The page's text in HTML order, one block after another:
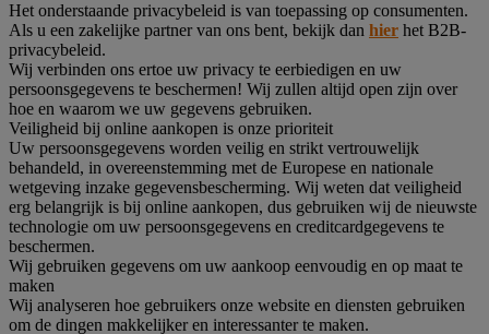
Het onderstaande privacybeleid is van toepassing op consumenten.
Als u een zakelijke partner van ons bent, bekijk dan hier het B2B-
privacybeleid.
Wij verbinden ons ertoe uw privacy te eerbiedigen en uw
persoonsgegevens te beschermen! Wij zullen altijd open zijn over
hoe en waarom we uw gegevens gebruiken.
Veiligheid bij online aankopen is onze prioriteit
Uw persoonsgegevens worden veilig en strikt vertrouwelijk
behandeld, in overeenstemming met de Europese en nationale
wetgeving inzake gegevensbescherming. Wij weten dat veiligheid
erg belangrijk is bij online aankopen, dus gebruiken wij de nieuwste
technologie om uw persoonsgegevens en creditcardgegevens te
beschermen.
Wij gebruiken gegevens om uw aankoop eenvoudig en op maat te
maken
Wij analyseren hoe gebruikers onze website en diensten gebruiken
om de dingen makkelijker en interessanter te maken.